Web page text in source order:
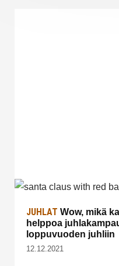
JUHLAT Wow, mikä
helppoa
loppuvuoden juhliin
12.12.2021